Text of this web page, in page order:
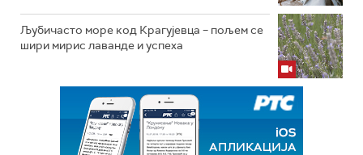
Љубичасто море код Крагујевца – пољем се
шири мирис лаванде и успеха